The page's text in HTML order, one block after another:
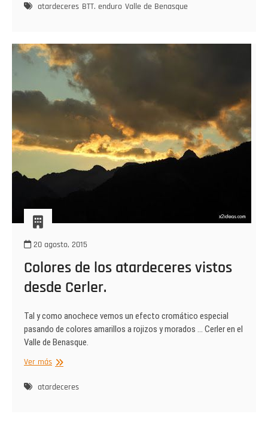
atardeceres,
atardeceres BTT. enduro Valle de Benasque
20 agosto, 2015
Colores de los atardeceres vistos
desde Cerler.
Tal y como anochece vemos un efecto cromático especial
pasando de colores amarillos a rojizos y morados … Cerler en el
Valle de Benasque.
Ver másColores
los
atardeceres